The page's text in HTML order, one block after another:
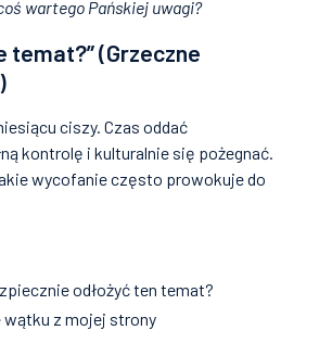
wartego Pańskiej uwagi?
temat?” (Grzeczne
ciszy. Czas oddać
kontrolę i kulturalnie się pożegnać.
wycofanie często prowokuje do
odłożyć ten temat?
wątku z mojej strony